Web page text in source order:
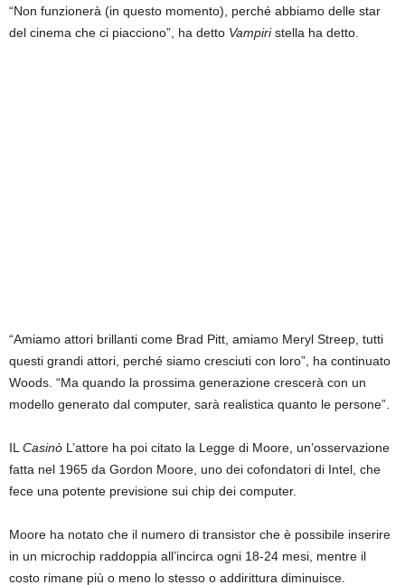
“Non funzionerà (in questo momento), perché abbiamo delle star
del cinema che ci piacciono”, ha detto Vampiristella ha detto.
“Amiamo attori brillanti come Brad Pitt, amiamo Meryl Streep, tutti
questi grandi attori, perché siamo cresciuti con loro”, ha continuato
Woods. “Ma quando la prossima generazione crescerà con un
modello generato dal computer, sarà realistica quanto le persone”.
IL Casinò L’attore ha poi citato la Legge di Moore, un’osservazione
fatta nel 1965 da Gordon Moore, uno dei cofondatori di Intel, che
fece una potente previsione sui chip dei computer.
Moore ha notato che il numero di transistor che è possibile inserire
in un microchip raddoppia all’incirca ogni 18-24 mesi, mentre il
costo rimane più o meno lo stesso o addirittura diminuisce.